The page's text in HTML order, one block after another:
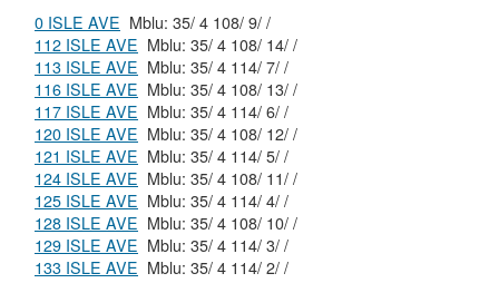
0 ISLE AVE
Mblu: 35/ 4 108/ 9/ /
112 ISLE AVE
Mblu: 35/ 4 108/ 14/ /
113 ISLE AVE
Mblu: 35/ 4 114/ 7/ /
116 ISLE AVE
Mblu: 35/ 4 108/ 13/ /
117 ISLE AVE
Mblu: 35/ 4 114/ 6/ /
120 ISLE AVE
Mblu: 35/ 4 108/ 12/ /
121 ISLE AVE
Mblu: 35/ 4 114/ 5/ /
124 ISLE AVE
Mblu: 35/ 4 108/ 11/ /
125 ISLE AVE
Mblu: 35/ 4 114/ 4/ /
128 ISLE AVE
Mblu: 35/ 4 108/ 10/ /
129 ISLE AVE
Mblu: 35/ 4 114/ 3/ /
133 ISLE AVE
Mblu: 35/ 4 114/ 2/ /